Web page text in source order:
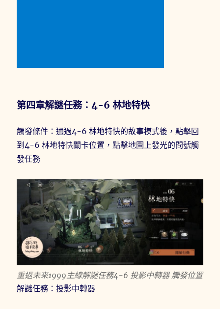
第四章解謎任務：4-6 林地特快
觸發條件：通過4-6 林地特快的故事模式後，點擊回
到4-6 林地特快關卡位置，點擊地圖上發光的問號觸
發任務
重返未來1999主線解謎任務4-6 投影中轉器 觸發位置
解謎任務：投影中轉器